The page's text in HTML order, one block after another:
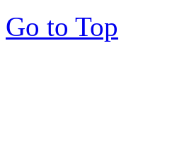
Go to Top